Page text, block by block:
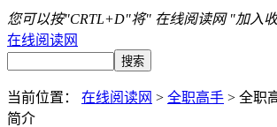
您可以按"CRTL+D"将" 在线阅读网 "加入收
在线阅读网
当前位置： 在线阅读网 > 全职高手 > 全职
简介